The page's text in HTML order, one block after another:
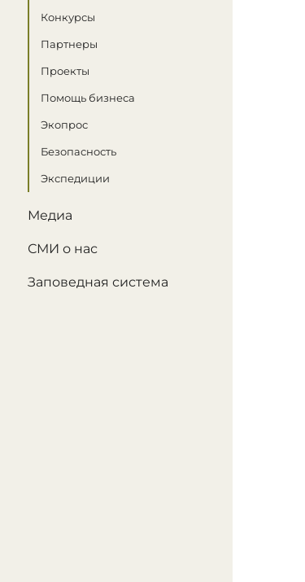
Конкурсы
Партнеры
Проекты
Помощь бизнеса
Экопрос
Безопасность
Экспедиции
Медиа
СМИ о нас
Заповедная система